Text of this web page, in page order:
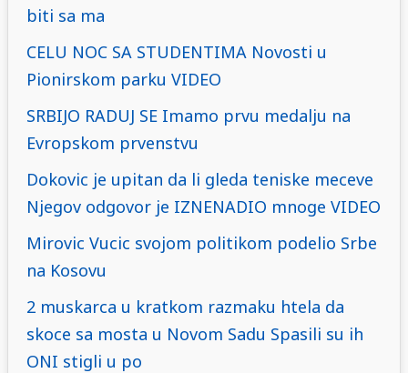
biti sa ma
CELU NOC SA STUDENTIMA Novosti u
Pionirskom parku VIDEO
SRBIJO RADUJ SE Imamo prvu medalju na
Evropskom prvenstvu
Dokovic je upitan da li gleda teniske meceve
Njegov odgovor je IZNENADIO mnoge VIDEO
Mirovic Vucic svojom politikom podelio Srbe
na Kosovu
2 muskarca u kratkom razmaku htela da
skoce sa mosta u Novom Sadu Spasili su ih
ONI stigli u po